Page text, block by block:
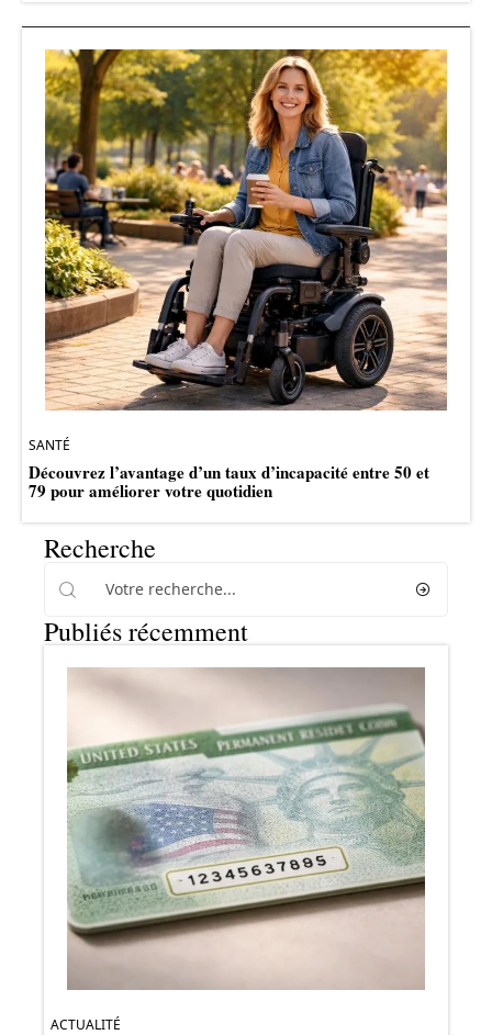
SANTÉ
Découvrez l’avantage d’un taux d’incapacité entre 50 et
79 pour améliorer votre quotidien
Recherche
Publiés récemment
ACTUALITÉ